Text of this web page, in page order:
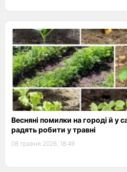
Весняні помилки на городі й у
радять робити у травні
08 травня 2026, 18:49